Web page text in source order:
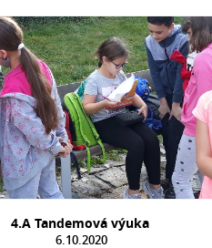
4.A Tandemová výuka
6.10.2020